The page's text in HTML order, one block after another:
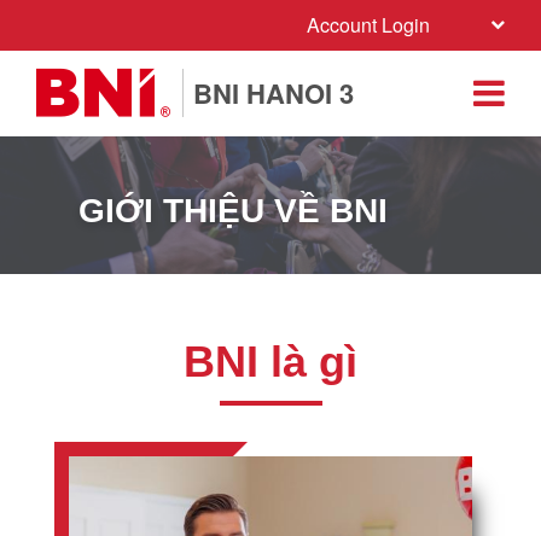
Account Login
BNI HANOI 3
GIỚI THIỆU VỀ BNI
BNI là gì